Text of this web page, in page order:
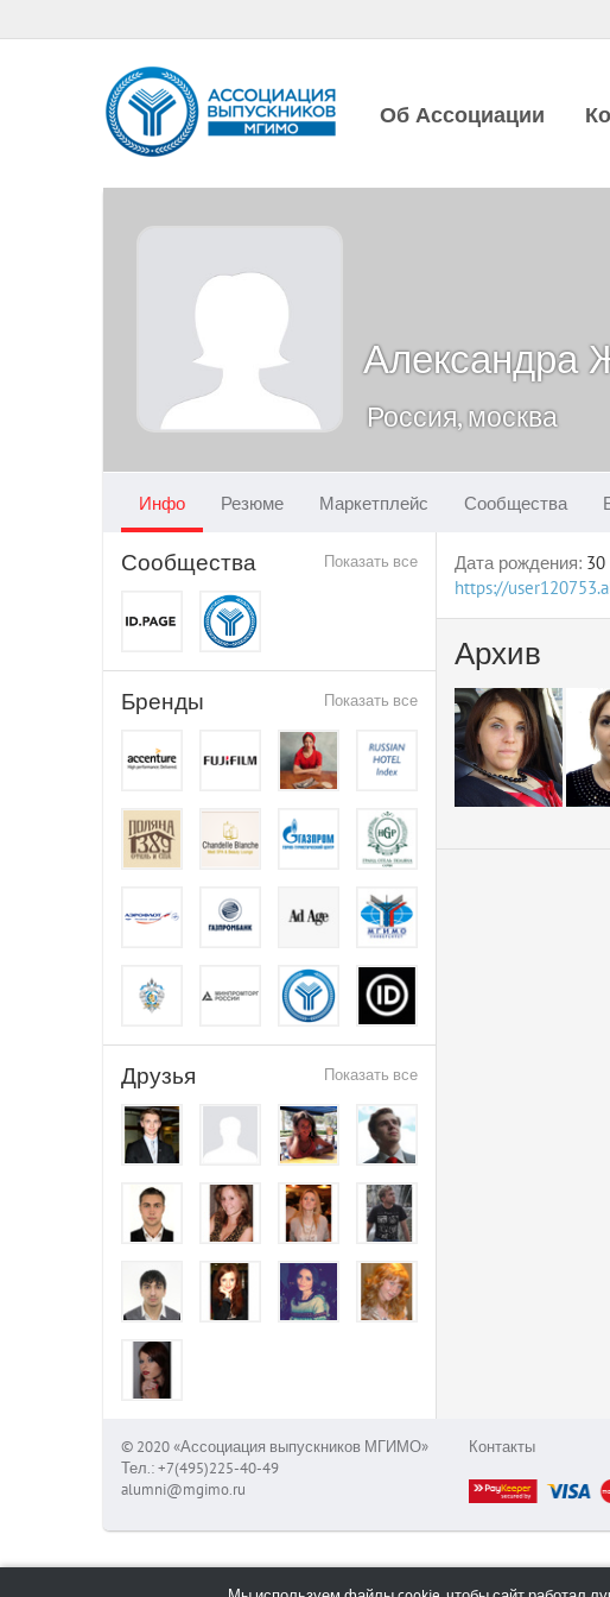
Об Ассоциации
Александра
Россия, москва
Инфо Резюме Маркетплейс Сообщества
Показать все
Сообщества
Показать все
Бренды
Показать все
Друзья
Дата рождения:
https://
Архив
© 2020 «Ассоциация выпускников МГИМО»
Тел.: +7(495)225-40-49
alumni@mgimo.ru
Контакты